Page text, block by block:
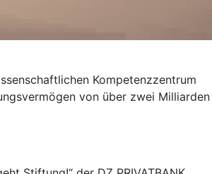
Kompetenzzentrum
von über zwei Milliarden